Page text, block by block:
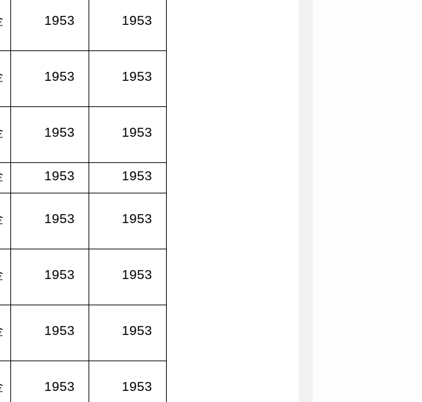
1953 1953
1953 1953
1953 1953
1953 1953
1953 1953
1953 1953
1953 1953
1953 1953